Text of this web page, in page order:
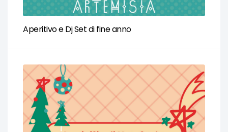
Aperitivo e Dj Set di fine anno